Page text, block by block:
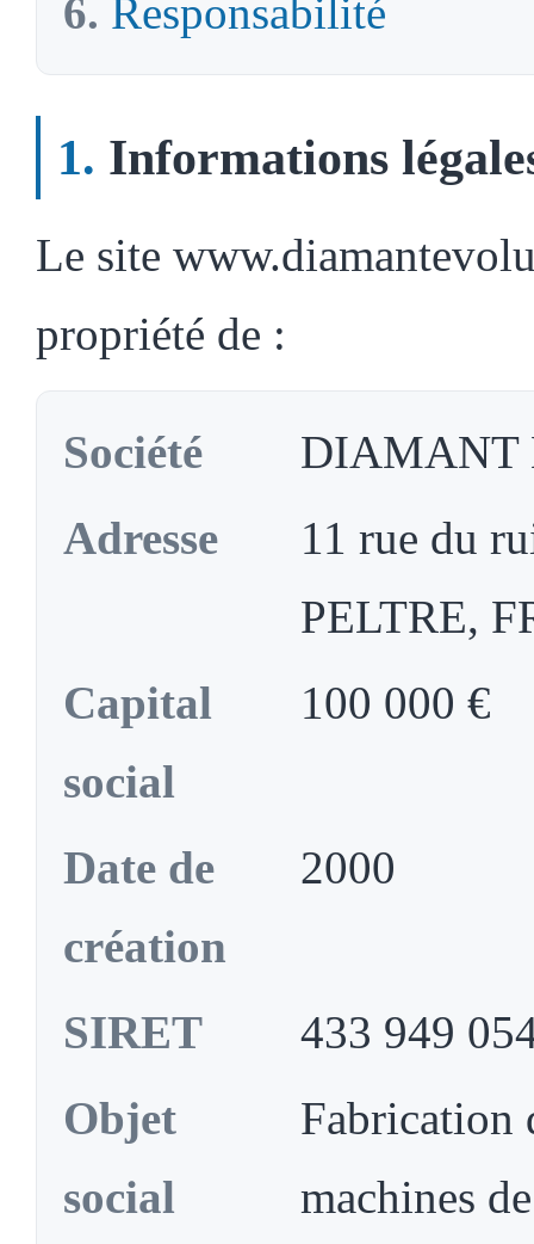
Responsabilité
Informations
Le site
propriété de :
Société
DIAMANT
Adresse
11 rue du
PELTRE,
Capital
social
100 000 €
Date de
création
2000
SIRET
433 949
Objet
social
Fabrication
machines